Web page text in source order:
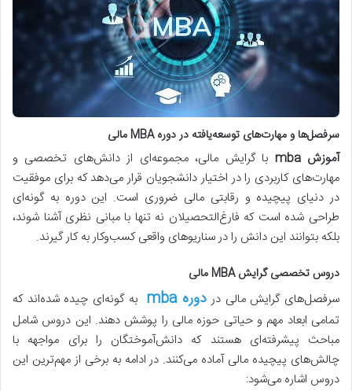
سرفصل‌ها و مهارت‌های توسعه‌یافته در دوره MBA مالی
آموزش mba
با گرایش مالی، مجموعه‌ای از دانش‌های تخصصی و
مهارت‌های کاربردی را در اختیار دانشجویان قرار می‌دهد که برای موفقیت
در دنیای پیچیده و رقابتی مالی ضروری است. این دوره به گونه‌ای
طراحی شده است که فارغ‌التحصیلان نه تنها با مبانی نظری آشنا شوند،
بلکه بتوانند این دانش را در سناریوهای واقعی کسب‌وکار به کار گیرند.
دروس تخصصی گرایش MBA مالی
سرفصل‌های گرایش مالی در دوره mba
به گونه‌ای چیده شده‌اند که
تمامی ابعاد مهم و حیاتی حوزه مالی را پوشش دهند. این دروس شامل
مباحث پیشرفته‌ای هستند که دانش‌آموختگان را برای مواجهه با
چالش‌های پیچیده مالی آماده می‌کنند. در ادامه به برخی از مهم‌ترین این
دروس اشاره می‌شود: